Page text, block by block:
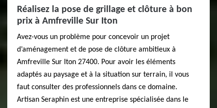
Réalisez la pose de grillage et clôture à bon
prix à Amfreville Sur Iton
Avez-vous un problème pour concevoir un projet
d’aménagement et de pose de clôture ambitieux à
Amfreville Sur Iton 27400. Pour avoir les éléments
adaptés au paysage et à la situation sur terrain, il vous
faut consulter des professionnels dans ce domaine.
Artisan Seraphin est une entreprise spécialisée dans le